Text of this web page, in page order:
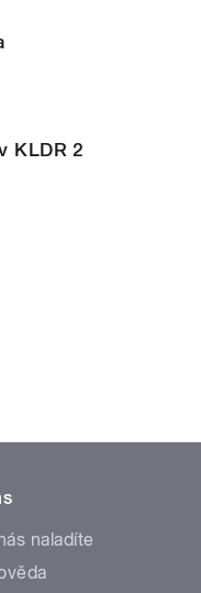
KLDR 2
naladíte